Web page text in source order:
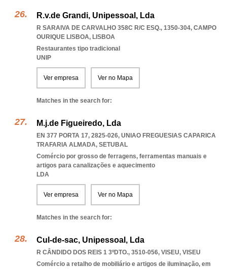
R.v.de Grandi, Unipessoal, Lda
R SARAIVA DE CARVALHO 358C R/C ESQ., 1350-304, CAMPO
OURIQUE LISBOA, LISBOA
Restaurantes tipo tradicional
UNIP
Ver empresa Ver no Mapa
Matches in the search for:
M.j.de Figueiredo, Lda
EN 377 PORTA 17, 2825-026, UNIAO FREGUESIAS CAPARICA
TRAFARIA ALMADA, SETUBAL
Comércio por grosso de ferragens, ferramentas manuais e
artigos para canalizações e aquecimento
LDA
Ver empresa Ver no Mapa
Matches in the search for:
Cul-de-sac, Unipessoal, Lda
R CÂNDIDO DOS REIS 1 3ºDTO., 3510-056, VISEU, VISEU
Comércio a retalho de mobiliário e artigos de iluminação, em